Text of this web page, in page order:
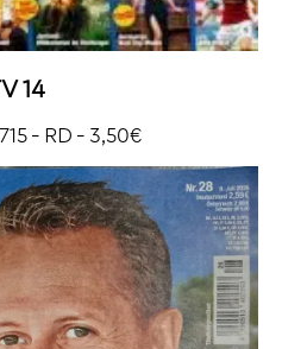
14
- RD - 3,50€